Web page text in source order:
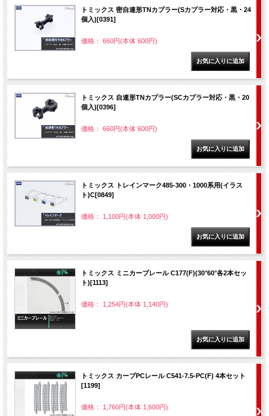
トミックス 密自連形TNカプラー(Sカプラー対応・黒・24
個入)[0391]
価格： 660円(本体 600円)
トミックス 自連形TNカプラー(SCカプラー対応・黒・20
個入)[0396]
価格： 660円(本体 600円)
トミックス トレインマーク485-300・1000系用(イラス
ト)C[0849]
価格： 1,100円(本体 1,000円)
トミックス ミニカーブレール C177(F)(30°60°各2本セッ
ト)[1113]
価格： 1,254円(本体 1,140円)
トミックス カーブPCレール C541-7.5-PC(F) 4本セット
[1199]
価格： 1,760円(本体 1,600円)